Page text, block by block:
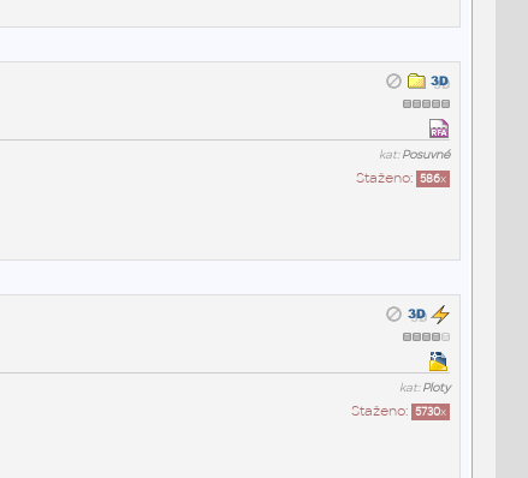
kat:Posuvné
Staženo: 586x
kat:Ploty
Staženo: 5730x